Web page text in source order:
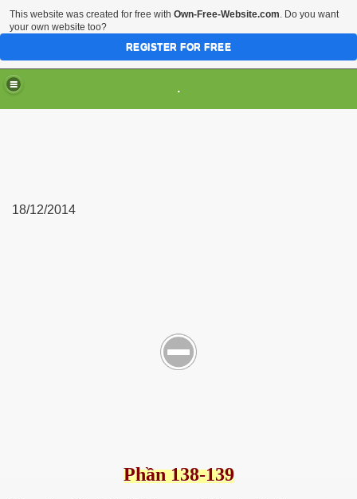
.
18/12/2014
Phần 138-139
This website was created for free with Own-Free-Website.com. Do you want
your own website too?
REGISTER FOR FREE